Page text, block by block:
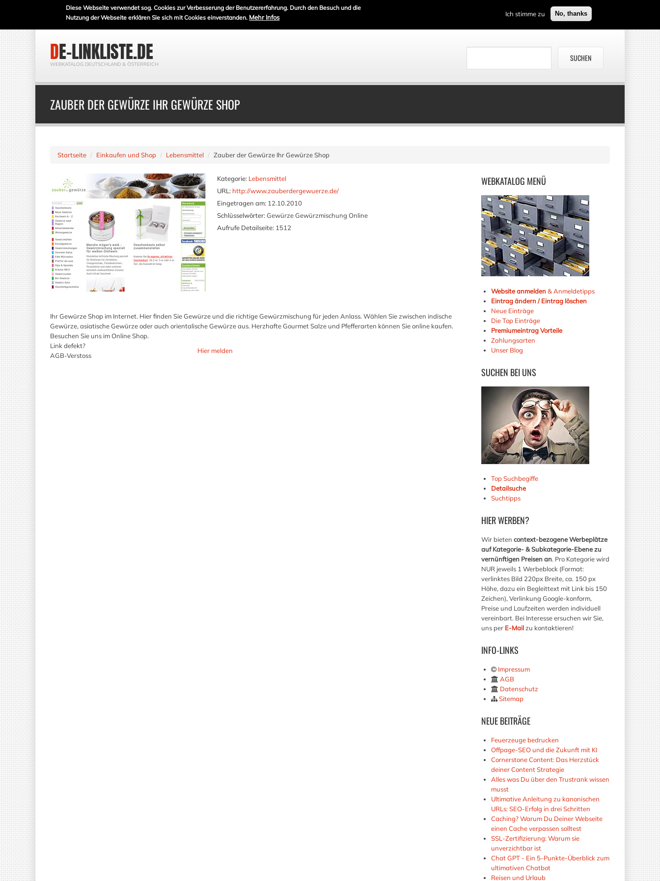
Diese Webseite verwendet sog. Cookies zur Verbesserung der Benutzererfahrung. Durch den Besuch und die
Nutzung der Webseite erklären Sie sich mit Cookies einverstanden. Mehr Infos Ich stimme zu No, thanks
DE-LINKLISTE.DE
WEBKATALOG DEUTSCHLAND & ÖSTERREICH
ZAUBER DER GEWÜRZE IHR GEWÜRZE SHOP
Startseite Einkaufen und Shop Lebensmittel Zauber der Gewürze Ihr Gewürze Shop
WEBKATALOG MENÜ
Website anmelden& Anmeldetipps
Eintrag ändern / Eintrag löschen
Neue Einträge
Die Top Einträge
Premiumeintrag Vorteile
Zahlungsarten
Unser Blog
SUCHEN BEI UNS
Top Suchbegiffe
Detailsuche
Suchtipps
HIERWERBEN?
Wir bieten context-bezogene Werbeplätze
auf Kategorie- & Subkategorie-Ebene zu
vernünftigen Preisen an. Pro Kategorie wird
NUR jeweils 1 Werbeblock (Format:
verlinktes Bild 220px Breite, ca. 150 px
Höhe, dazu ein Begleittext mit Link bis 150
Zeichen), Verlinkung Google-konform,
Preise und Laufzeiten werden individuell
vereinbart. Bei Interesse ersuchen wir Sie,
uns per E-Mailzu kontaktieren!
INFO-LINKS
Impressum
AGB
Datenschutz
Sitemap
NEUEBEITRÄGE
Feuerzeuge bedrucken
Offpage-SEO und die Zukunft mit KI
Cornerstone Content: Das Herzstück
deiner Content Strategie
Alles was Du über den Trustrank wissen
musst
Ultimative Anleitung zu kanonischen
URLs: SEO-Erfolg in drei Schritten
Caching? Warum Du Deiner Webseite
einen Cache verpassen solltest
SSL-Zertifizierung: Warum sie
unverzichtbar ist
Chat GPT - Ein 5-Punkte-Überblick zum
ultimativen Chatbot
Reisen und Urlaub
Kategorie: Lebensmittel
URL: http://www.zauberdergewuerze.de/
Eingetragen am: 12.10.2010
Schlüsselwörter: Gewürze Gewürzmischung Online
Aufrufe Detailseite: 1512
Ihr Gewürze Shop im Internet. Hier finden Sie Gewürze und die richtige Gewürzmischung für jeden Anlass. Wählen Sie zwischen indische
Gewürze, asiatische Gewürze oder auch orientalische Gewürze aus. Herzhafte Gourmet Salze und Pfefferarten können Sie online kaufen.
Besuchen Sie uns im Online Shop.
Link defekt?
AGB-Verstoss
Hier melden